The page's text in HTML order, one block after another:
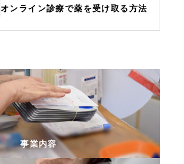
オンライン診療で薬を受け取る方法
事業内容